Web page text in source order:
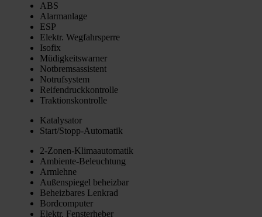
ABS
Alarm­an­la­ge
ESP
Elektr. Weg­fahr­sper­re
Iso­fix
Müdig­keits­war­ner
Not­brems­as­sis­tent
Not­ruf­sys­tem
Rei­fen­druck­kon­trol­le
Trak­ti­ons­kon­trol­le
Kata­ly­sa­tor
Star­t/­Stopp-Auto­ma­tik
2‑Zo­nen-Kli­ma­au­to­ma­tik
Ambi­en­te-Beleuch­tung
Arm­leh­ne
Außen­spie­gel beheiz­bar
Beheiz­ba­res Lenk­rad
Bord­com­pu­ter
Elektr. Fens­ter­he­ber